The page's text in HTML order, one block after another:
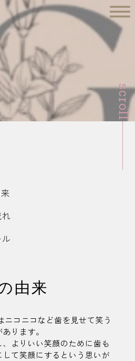
scroll
由来
ニコニコなど歯を見せて笑う
ります。
、よりいい笑顔のために歯も
して笑顔にするという思いが